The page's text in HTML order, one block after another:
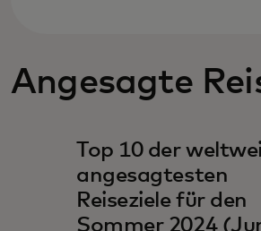
Angesagte
Top 10 der
angesagtesten
Reiseziele für den
Sommer 2024